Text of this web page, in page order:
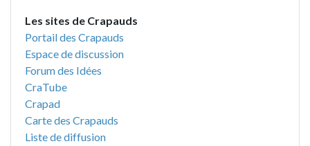
Les sites de Crapauds
Portail des Crapauds
Espace de discussion
Forum des Idées
CraTube
Crapad
Carte des Crapauds
Liste de diffusion